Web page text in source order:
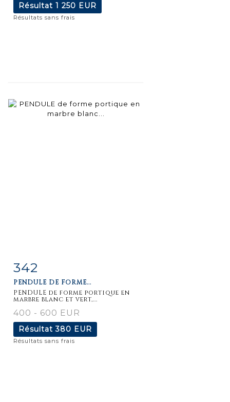
Résultat 1 250 EUR
Résultats sans frais
Fiche
342
PENDULE DE FORME...
PENDULE de forme portique en
marbre blanc et vert,...
400 - 600 EUR
Résultat380 EUR
Résultats sans frais